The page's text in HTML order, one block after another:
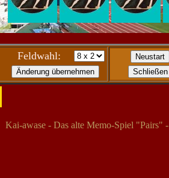
Feldwahl:
Kai-awase - Das alte Memo-Spiel "Pairs"